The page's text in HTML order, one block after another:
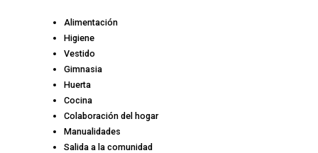
Alimentación
Higiene
Vestido
Gimnasia
Huerta
Cocina
Colaboración del hogar
Manualidades
Salida a la comunidad